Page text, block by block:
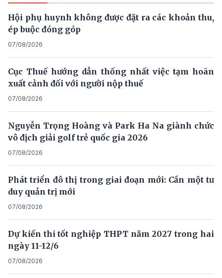
Hội phụ huynh không được đặt ra các khoản thu,
ép buộc đóng góp
07/08/2026
Cục Thuế hướng dẫn thống nhất việc tạm hoãn
xuất cảnh đối với người nộp thuế
07/08/2026
Nguyễn Trọng Hoàng và Park Ha Na giành chức
vô địch giải golf trẻ quốc gia 2026
07/08/2026
Phát triển đô thị trong giai đoạn mới: Cần một tư
duy quản trị mới
07/08/2026
Dự kiến thi tốt nghiệp THPT năm 2027 trong hai
ngày 11-12/6
07/08/2026